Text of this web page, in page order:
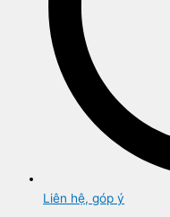
Liên hệ, góp ý